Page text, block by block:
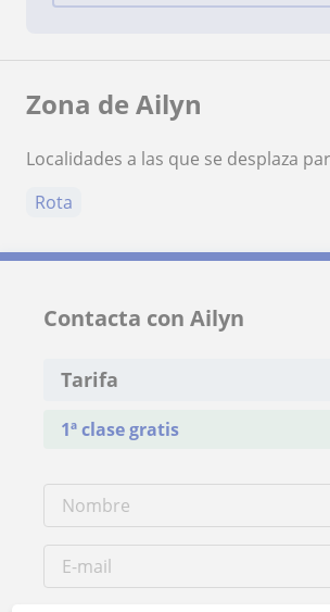
Zona de Ailyn
Localidades a las que se desplaza
Rota
Contacta con Ailyn
Tarifa
1ª clase gratis